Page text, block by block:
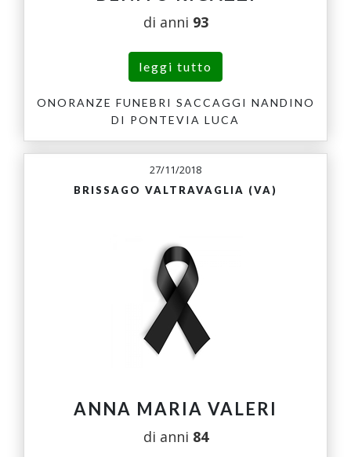
di anni 93
leggi tutto
ONORANZE FUNEBRI SACCAGGI NANDINO
DI PONTEVIA LUCA
27/11/2018
BRISSAGO VALTRAVAGLIA (VA)
ANNA MARIA VALERI
di anni 84